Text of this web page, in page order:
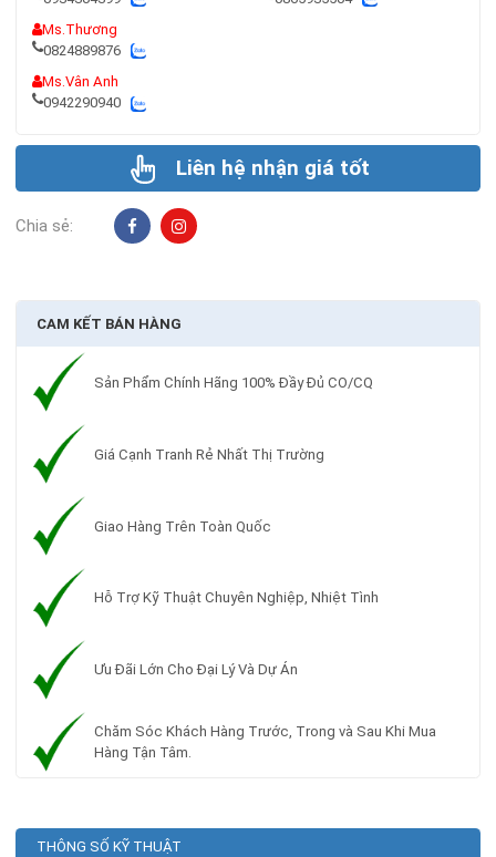
Ms.Thương
0824889876
Ms.Vân Anh
0942290940
Liên hệ nhận giá tốt
Chia sẻ:
CAM KẾT BÁN HÀNG
Sản Phẩm Chính Hãng 100% Đầy Đủ CO/CQ
Giá Cạnh Tranh Rẻ Nhất Thị Trường
Giao Hàng Trên Toàn Quốc
Hỗ Trợ Kỹ Thuật Chuyên Nghiệp, Nhiệt Tình
Ưu Đãi Lớn Cho Đại Lý Và Dự Án
Chăm Sóc Khách Hàng Trước, Trong và Sau Khi Mua
Hàng Tận Tâm.
THÔNG SỐ KỸ THUẬT